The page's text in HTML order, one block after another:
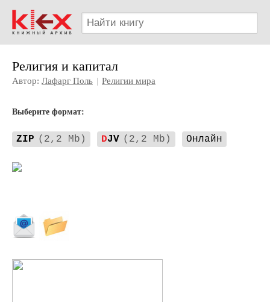
Религия и капитал
Автор: Лафарг Поль | Религии мира
Выберите формат:
ZIP (2,2 Mb) DJV (2,2 Mb) Онлайн